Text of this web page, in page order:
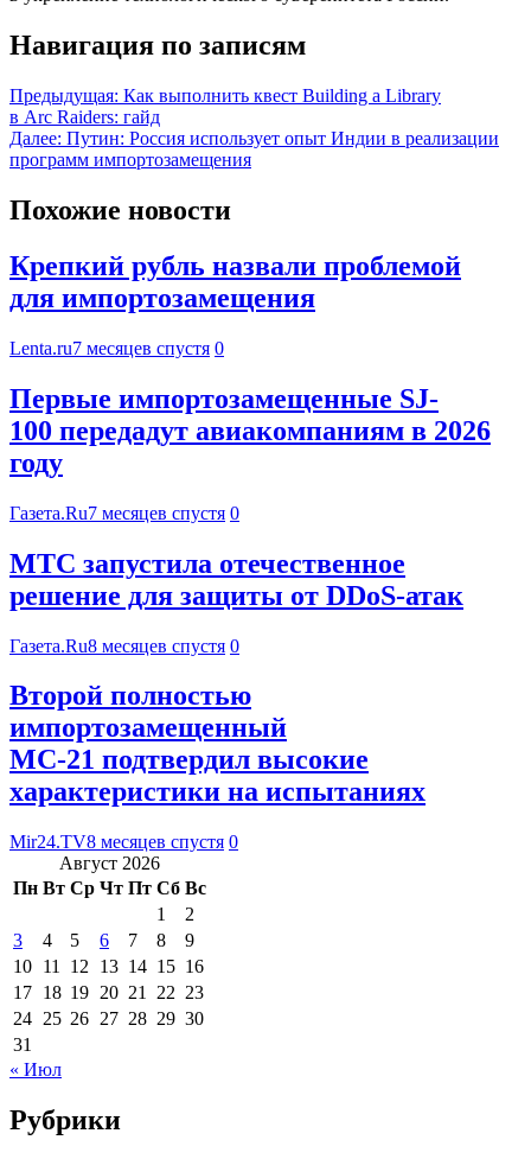
Навигация по записям
Предыдущая: Как выполнить квест Building a Library
в Arc Raiders: гайд
Далее: Путин: Россия использует опыт Индии в реализации
программ импортозамещения
Похожие новости
Крепкий рубль назвали проблемой
для импортозамещения
Lenta.ru7 месяцев спустя 0
Первые импортозамещенные SJ-
100 передадут авиакомпаниям в 2026
году
Газета.Ru7 месяцев спустя 0
МТС запустила отечественное
решение для защиты от DDoS-атак
Газета.Ru8 месяцев спустя 0
Второй полностью
импортозамещенный
МС-21 подтвердил высокие
характеристики на испытаниях
Mir24.TV8 месяцев спустя 0
Август 2026
Пн Вт Ср Чт Пт Сб Вс
1
2
3
4 5 6 7 8
9
10 11 12 13 14 15 16
17 18 19 20 21 22 23
24 25 26 27 28 29 30
31
« Июл
Рубрики